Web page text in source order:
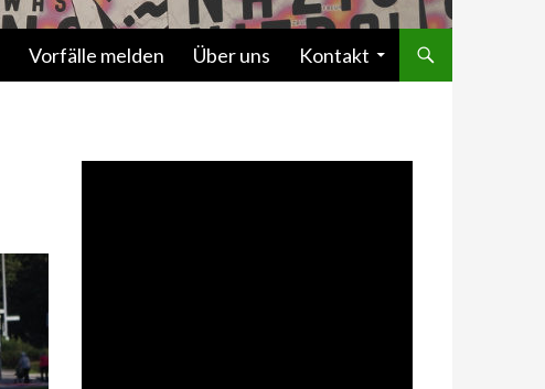
Vorfälle melden Über uns Kontakt